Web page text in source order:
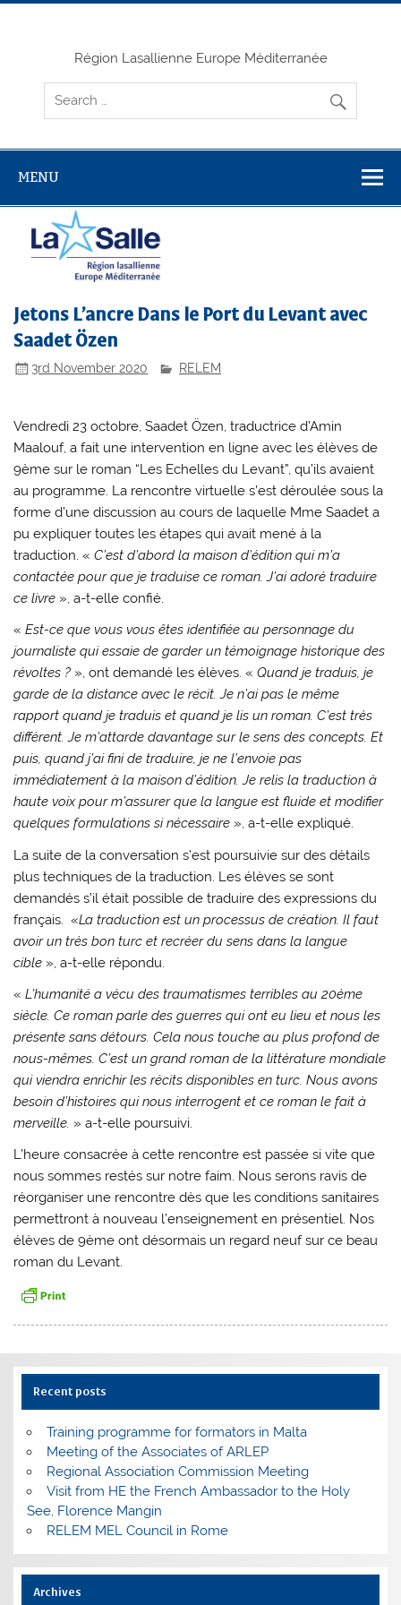
Skip
Région Lasallienne Europe Méditerranée
MENU
Jetons L’ancre Dans le Port du Levant avec
Saadet Özen
3rd November 2020 RELEM
Vendredi 23 octobre, Saadet Özen, traductrice d’Amin
Maalouf, a fait une intervention en ligne avec les élèves de
9ème sur le roman “Les Echelles du Levant”, qu’ils avaient
au programme. La rencontre virtuelle s’est déroulée sous la
forme d’une discussion au cours de laquelle Mme Saadet a
pu expliquer toutes les étapes qui avait mené à la
traduction. «C’est d’abord la maison d’édition qui m’a
contactée pour que je traduise ce roman. J’ai adoré traduire
ce livre », a-t-elle confié.
«Est-ce que vous vous êtes identifiée au personnage du
journaliste qui essaie de garder un témoignage historique des
révoltes ? », ont demandé les élèves. «Quand je traduis, je
garde de la distance avec le récit. Je n’ai pas le même
rapport quand je traduis et quand je lis un roman. C’est très
différent. Je m’attarde davantage sur le sens des concepts. Et
puis, quand j’ai fini de traduire, je ne l’envoie pas
immédiatement à la maison d’édition. Je relis la traduction à
haute voix pour m’assurer que la langue est fluide et modifier
quelques formulations si nécessaire », a-t-elle expliqué.
La suite de la conversation s’est poursuivie sur des détails
plus techniques de la traduction. Les élèves se sont
demandés s’il était possible de traduire des expressions du
français. «La traduction est un processus de création. Il faut
avoir un très bon turc et recréer du sens dans la langue
cible », a-t-elle répondu.
«L’humanité a vécu des traumatismes terribles au 20ème
siècle. Ce roman parle des guerres qui ont eu lieu et nous les
présente sans détours. Cela nous touche au plus profond de
nous-mêmes. C’est un grand roman de la littérature mondiale
qui viendra enrichir les récits disponibles en turc. Nous avons
besoin d’histoires qui nous interrogent et ce roman le fait à
merveille. » a-t-elle poursuivi.
L’heure consacrée à cette rencontre est passée si vite que
nous sommes restés sur notre faim. Nous serons ravis de
réorganiser une rencontre dès que les conditions sanitaires
permettront à nouveau l’enseignement en présentiel. Nos
élèves de 9ème ont désormais un regard neuf sur ce beau
roman du Levant.
Recent posts
Training programme for formators in Malta
Meeting of the Associates of ARLEP
Regional Association Commission Meeting
Visit from HE the French Ambassador to the Holy
See, Florence Mangin
RELEM MEL Council in Rome
Archives